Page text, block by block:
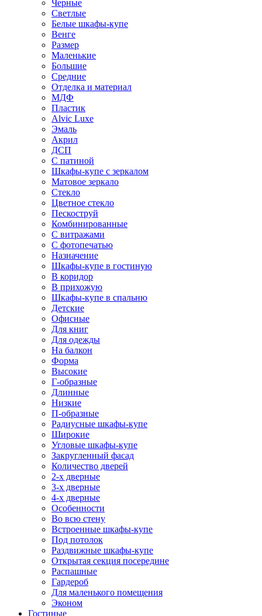
Черные
Светлые
Белые шкафы-купе
Венге
Размер
Маленькие
Большие
Средние
Отделка и материал
МДФ
Пластик
Alvic Luxe
Эмаль
Акрил
ДСП
С патиной
Шкафы-купе с зеркалом
Матовое зеркало
Стекло
Цветное стекло
Пескоструй
Комбинированные
С витражами
С фотопечатью
Назначение
Шкафы-купе в гостиную
В коридор
В прихожую
Шкафы-купе в спальню
Детские
Офисные
Для книг
Для одежды
На балкон
Форма
Высокие
Г-образные
Длинные
Низкие
П-образные
Радиусные шкафы-купе
Широкие
Угловые шкафы-купе
Закругленный фасад
Количество дверей
2-х дверные
3-х дверные
4-х дверные
Особенности
Во всю стену
Встроенные шкафы-купе
Под потолок
Раздвижные шкафы-купе
Открытая секция посередине
Распашные
Гардероб
Для маленького помещения
Эконом
Гостиные